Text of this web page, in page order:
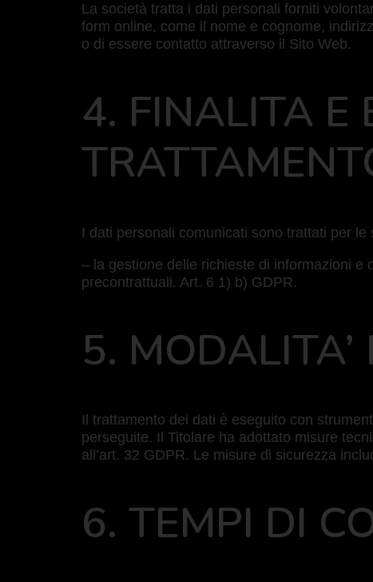
La società tratta i dati personali forniti
form online, come il nome e cognome,
o di essere contatto attraverso il Sito Web.
4. FINALITA E
I dati personali comunicati sono trattati per le
– la gestione delle richieste di informazioni e
precontrattuali. Art. 6 1) b) GDPR.
5.
Il trattamento dei dati è eseguito con
perseguite. Il Titolare ha adottato misure
all’art. 32 GDPR. Le misure di sicurezza
6. TEMPI DI